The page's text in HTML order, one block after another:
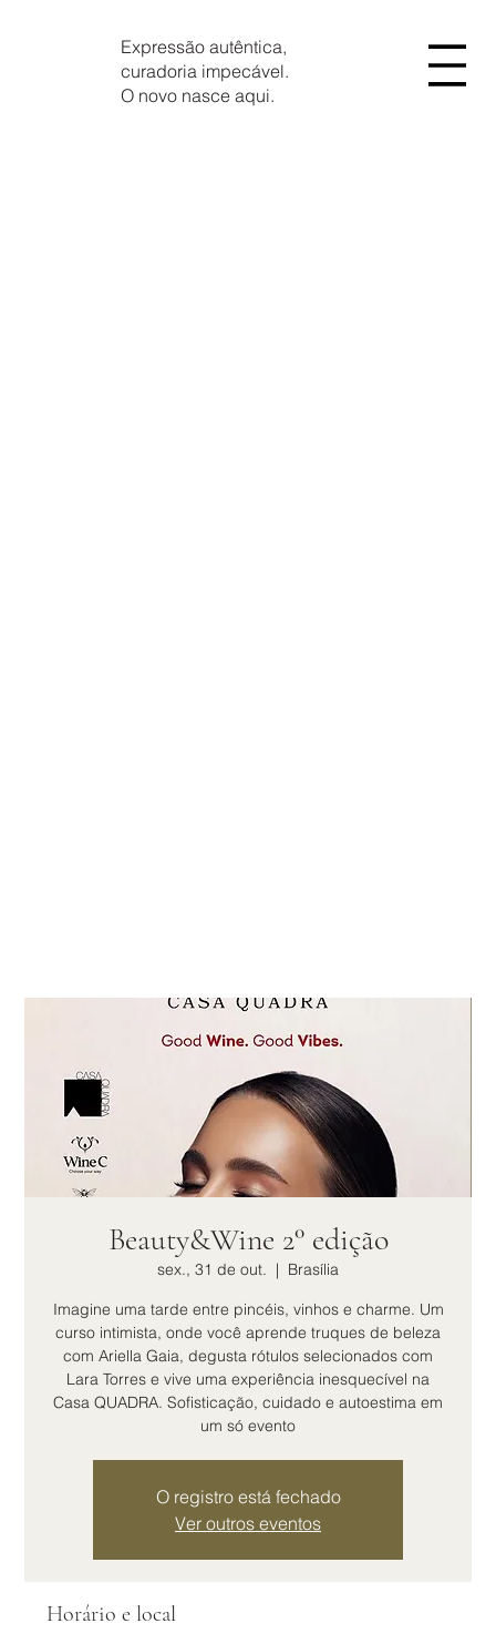
Expressão autêntica,
curadoria impecável.
O novo nasce aqui.
Beauty&Wine 2° edição
sex., 31 de out.
  |
Brasília
Imagine uma tarde entre pincéis, vinhos e charme. Um
curso intimista, onde você aprende truques de beleza
com Ariella Gaia, degusta rótulos selecionados com
Lara Torres e vive uma experiência inesquecível na
Casa QUADRA. Sofisticação, cuidado e autoestima em
um só evento
O registro está fechado
Ver outros eventos
Horário e local